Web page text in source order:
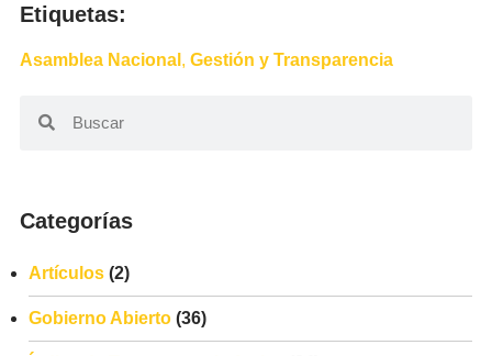
Etiquetas:
Asamblea Nacional , Gestión y Transparencia
Categorías
Artículos (2)
Gobierno Abierto (36)